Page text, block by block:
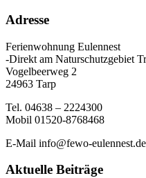
Adresse
Ferienwohnung Eulennest
-Direkt am Naturschutzgebiet
Vogelbeerweg 2
24963 Tarp
Tel. 04638 – 2224300
Mobil 01520-8768468
E-Mail info@fewo-eulennest.de
Aktuelle Beiträge